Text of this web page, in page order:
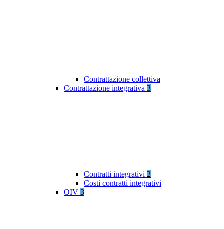
Contrattazione collettiva
Contrattazione integrativa 3
Contratti integrativi 2
Costi contratti integrativi
OIV 3